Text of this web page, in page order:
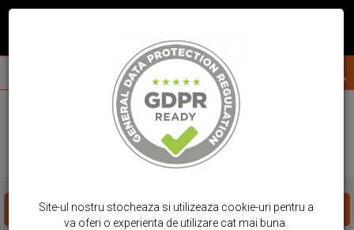
huse telefon google pixel
HUSE GOOGLE PIXEL - 8A
FILTREAZA PRODUSE
Site-ul nostru stocheaza si utilizeaza cookie-uri pentru a
va oferi o experienta de utilizare cat mai buna.